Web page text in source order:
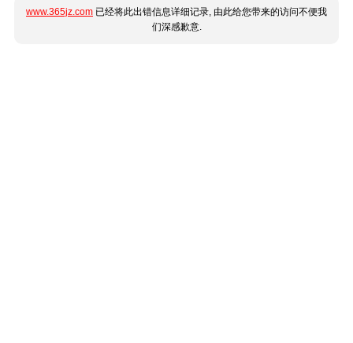
www.365jz.com 已经将此出错信息详细记录, 由此给您带来的访问不便我
们深感歉意.